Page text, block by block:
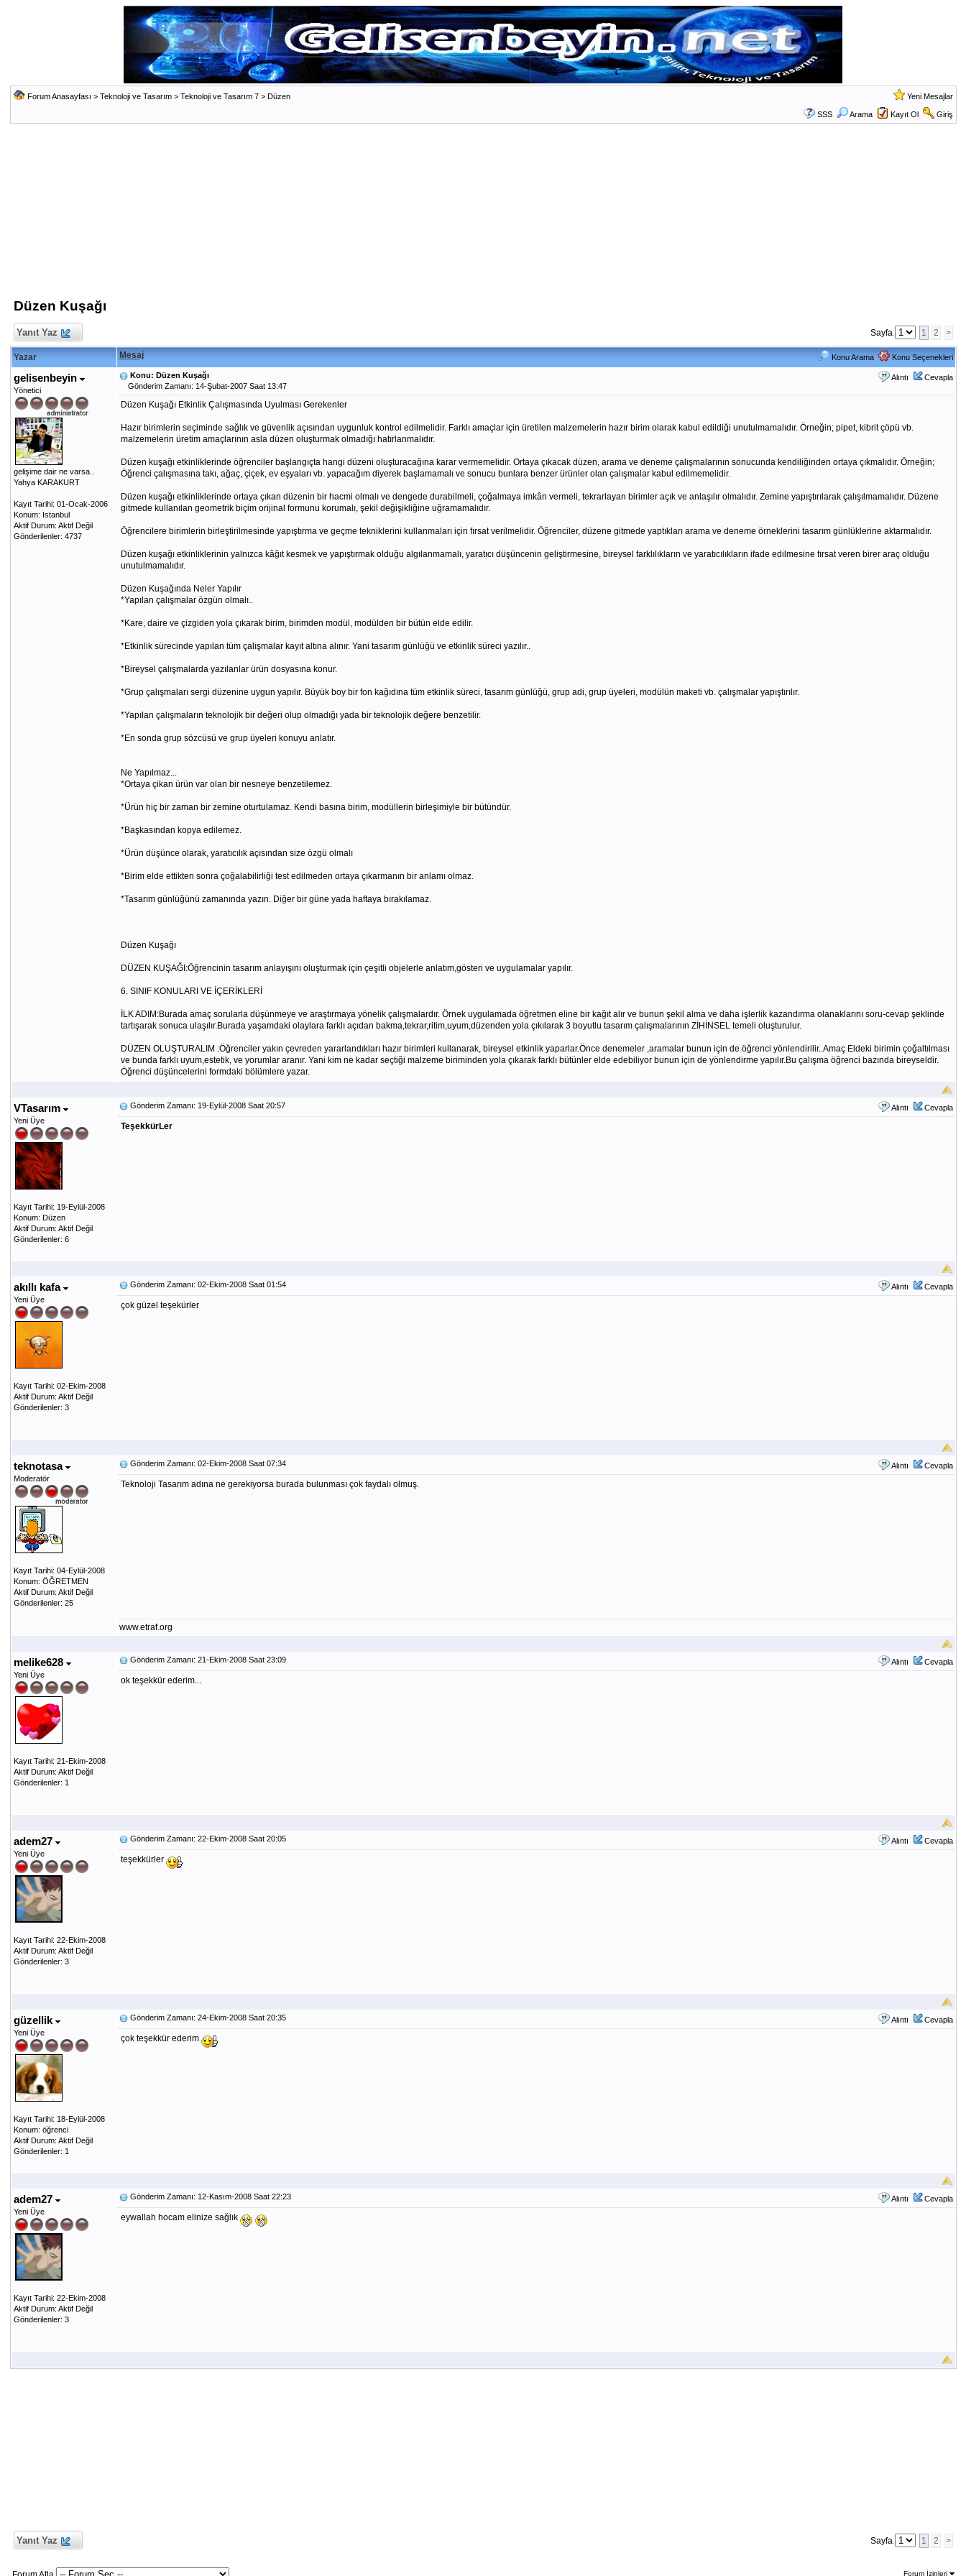
Forum Anasayfası > Teknoloji ve Tasarım> Teknoloji ve Tasarım 7> Düzen Yeni Mesajlar
SSS Arama Kayıt Ol Giriş
Düzen Kuşağı
Yanıt Yaz Sayfa 1 2 >
Yazar Mesaj Konu Arama Konu Seçenekleri
gelisenbeyin
Yönetici
gelişime dair ne varsa..
Yahya KARAKURT
Kayıt Tarihi: 01-Ocak-2006
Konum: Istanbul
Aktif Durum: Aktif Değil
Gönderilenler: 4737
Alıntı Cevapla
Konu: Düzen Kuşağı
Gönderim Zamanı: 14-Şubat-2007 Saat 13:47
Düzen Kuşağı Etkinlik Çalışmasında Uyulması Gerekenler
Hazır birimlerin seçiminde sağlık ve güvenlik açısından uygunluk kontrol edilmelidir. Farklı amaçlar için üretilen malzemelerin hazır birim olarak kabul edildiği unutulmamalıdır. Örneğin; pipet, kibrit çöpü vb.
malzemelerin üretim amaçlarının asla düzen oluşturmak olmadığı hatırlanmalıdır.
Düzen kuşağı etkinliklerinde öğrenciler başlangıçta hangi düzeni oluşturacağına karar vermemelidir. Ortaya çıkacak düzen, arama ve deneme çalışmalarının sonucunda kendiliğinden ortaya çıkmalıdır. Örneğin;
Öğrenci çalışmasına takı, ağaç, çiçek, ev eşyaları vb. yapacağım diyerek başlamamalı ve sonucu bunlara benzer ürünler olan çalışmalar kabul edilmemelidir.
Düzen kuşağı etkinliklerinde ortaya çıkan düzenin bir hacmi olmalı ve dengede durabilmeli, çoğalmaya imkân vermeli, tekrarlayan birimler açık ve anlaşılır olmalıdır. Zemine yapıştırılarak çalışılmamalıdır. Düzene
gitmede kullanılan geometrik biçim orijinal formunu korumalı, şekil değişikliğine uğramamalıdır.
Öğrencilere birimlerin birleştirilmesinde yapıştırma ve geçme tekniklerini kullanmaları için fırsat verilmelidir. Öğrenciler, düzene gitmede yaptıkları arama ve deneme örneklerini tasarım günlüklerine aktarmalıdır.
Düzen kuşağı etkinliklerinin yalnızca kâğıt kesmek ve yapıştırmak olduğu algılanmamalı, yaratıcı düşüncenin geliştirmesine, bireysel farklılıkların ve yaratıcılıkların ifade edilmesine fırsat veren birer araç olduğu
unutulmamalıdır.
Düzen Kuşağında Neler Yapılır
*Yapılan çalışmalar özgün olmalı..
*Kare, daire ve çizgiden yola çıkarak birim, birimden modül, modülden bir bütün elde edilir.
*Etkinlik sürecinde yapılan tüm çalışmalar kayıt altına alınır. Yani tasarım günlüğü ve etkinlik süreci yazılır..
*Bireysel çalışmalarda yazılanlar ürün dosyasına konur.
*Grup çalışmaları sergi düzenine uygun yapılır. Büyük boy bir fon kağıdına tüm etkinlik süreci, tasarım günlüğü, grup adi, grup üyeleri, modülün maketi vb. çalışmalar yapıştırılır.
*Yapılan çalışmaların teknolojik bir değeri olup olmadığı yada bir teknolojik değere benzetilir.
*En sonda grup sözcüsü ve grup üyeleri konuyu anlatır.
Ne Yapılmaz...
*Ortaya çikan ürün var olan bir nesneye benzetilemez.
*Ürün hiç bir zaman bir zemine oturtulamaz. Kendi basına birim, modüllerin birleşimiyle bir bütündür.
*Başkasından kopya edilemez.
*Ürün düşünce olarak, yaratıcılık açısından size özgü olmalı
*Birim elde ettikten sonra çoğalabilirliği test edilmeden ortaya çıkarmanın bir anlamı olmaz.
*Tasarım günlüğünü zamanında yazın. Diğer bir güne yada haftaya bırakılamaz.
Düzen Kuşağı
DÜZEN KUŞAĞI:Öğrencinin tasarım anlayışını oluşturmak için çeşitli objelerle anlatım,gösteri ve uygulamalar yapılır.
6. SINIF KONULARI VE İÇERİKLERİ
İLK ADIM:Burada amaç sorularla düşünmeye ve araştırmaya yönelik çalışmalardır. Örnek uygulamada öğretmen eline bir kağıt alır ve bunun şekil alma ve daha işlerlik kazandırma olanaklarını soru-cevap şeklinde
tartışarak sonuca ulaşılır.Burada yaşamdaki olaylara farklı açıdan bakma,tekrar,ritim,uyum,düzenden yola çıkılarak 3 boyutlu tasarım çalışmalarının ZİHİNSEL temeli oluşturulur.
DÜZEN OLUŞTURALIM :Öğrenciler yakın çevreden yararlandıkları hazır birimleri kullanarak, bireysel etkinlik yaparlar.Önce denemeler ,aramalar bunun için de öğrenci yönlendirilir..Amaç Eldeki birimin çoğaltılması
ve bunda farklı uyum,estetik, ve yorumlar aranır. Yani kim ne kadar seçtiği malzeme biriminden yola çıkarak farklı bütünler elde edebiliyor bunun için de yönlendirme yapılır.Bu çalışma öğrenci bazında bireyseldir.
Öğrenci düşüncelerini formdaki bölümlere yazar.
VTasarım
Yeni Üye
Kayıt Tarihi: 19-Eylül-2008
Konum: Düzen
Aktif Durum: Aktif Değil
Gönderilenler: 6
Alıntı Cevapla
Gönderim Zamanı: 19-Eylül-2008 Saat 20:57
TeşekkürLer
akıllı kafa
Yeni Üye
Kayıt Tarihi: 02-Ekim-2008
Aktif Durum: Aktif Değil
Gönderilenler: 3
Alıntı Cevapla
Gönderim Zamanı: 02-Ekim-2008 Saat 01:54
çok güzel teşekürler
teknotasa
Moderatör
Kayıt Tarihi: 04-Eylül-2008
Konum: ÖĞRETMEN
Aktif Durum: Aktif Değil
Gönderilenler: 25
Alıntı Cevapla
Gönderim Zamanı: 02-Ekim-2008 Saat 07:34
Teknoloji Tasarım adına ne gerekiyorsa burada bulunması çok faydalı olmuş.
www.etraf.org
melike628
Yeni Üye
Kayıt Tarihi: 21-Ekim-2008
Aktif Durum: Aktif Değil
Gönderilenler: 1
Alıntı Cevapla
Gönderim Zamanı: 21-Ekim-2008 Saat 23:09
ok teşekkür ederim...
adem27
Yeni Üye
Kayıt Tarihi: 22-Ekim-2008
Aktif Durum: Aktif Değil
Gönderilenler: 3
Alıntı Cevapla
Gönderim Zamanı: 22-Ekim-2008 Saat 20:05
teşekkürler
güzellik
Yeni Üye
Kayıt Tarihi: 18-Eylül-2008
Konum: öğrenci
Aktif Durum: Aktif Değil
Gönderilenler: 1
Alıntı Cevapla
Gönderim Zamanı: 24-Ekim-2008 Saat 20:35
çok teşekkür ederim
adem27
Yeni Üye
Kayıt Tarihi: 22-Ekim-2008
Aktif Durum: Aktif Değil
Gönderilenler: 3
Alıntı Cevapla
Gönderim Zamanı: 12-Kasım-2008 Saat 22:23
eywallah hocam elinize sağlık
Yanıt Yaz Sayfa 1 2 >
Forum İzinleri